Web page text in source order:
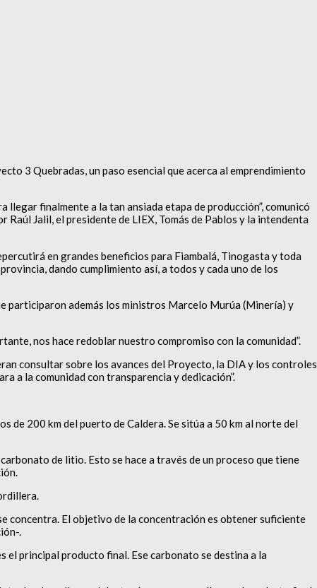
3 Quebradas, un paso esencial que acerca al emprendimiento
finalmente a la tan ansiada etapa de producción”, comunicó
Jalil, el presidente de LIEX, Tomás de Pablos y la intendenta
en grandes beneficios para Fiambalá, Tinogasta y toda
dando cumplimiento así, a todos y cada uno de los
participaron además los ministros Marcelo Murúa (Minería) y
nos hace redoblar nuestro compromiso con la comunidad”.
consultar sobre los avances del Proyecto, la DIA y los controles
a la comunidad con transparencia y dedicación”.
de 200 km del puerto de Caldera. Se sitúa a 50 km al norte del
de litio. Esto se hace a través de un proceso que tiene
concentra. El objetivo de la concentración es obtener suficiente
.
principal producto final. Ese carbonato se destina a la